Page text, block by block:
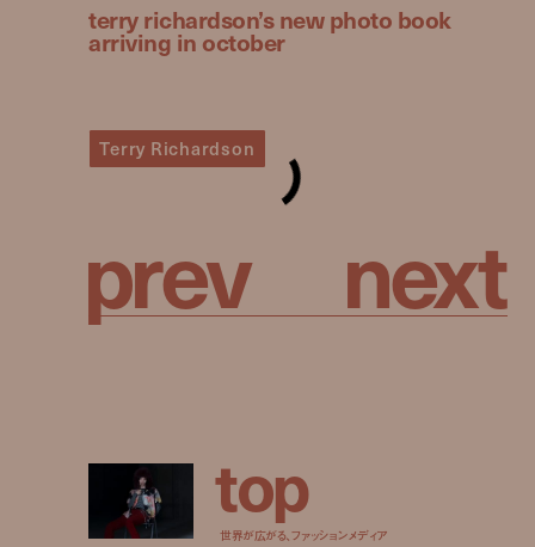
terry richardson’s new photo book
arriving in october
Terry Richardson
prev next
top
世界が広がる、ファッションメディア